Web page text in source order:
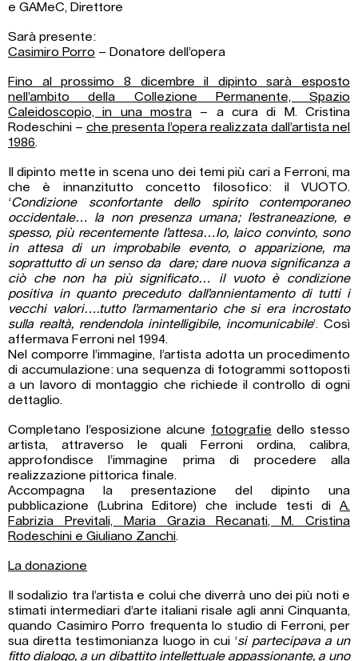
e GAMeC, Direttore
Sarà presente:
Casimiro Porro – Donatore dell’opera
Fino al prossimo 8 dicembre il dipinto sarà esposto
nell’ambito della Collezione Permanente, Spazio
Caleidoscopio, in una mostra – a cura di M. Cristina
Rodeschini – che presenta l’opera realizzata dall’artista nel
1986.
Il dipinto mette in scena uno dei temi più cari a Ferroni, ma
che è innanzitutto concetto filosofico: il VUOTO.
‘Condizione sconfortante dello spirito contemporaneo
occidentale… la non presenza umana; l’estraneazione, e
spesso, più recentemente l’attesa…Io, laico convinto, sono
in attesa di un improbabile evento, o apparizione, ma
soprattutto di un senso da dare; dare nuova significanza a
ciò che non ha più significato… il vuoto è condizione
positiva in quanto preceduto dall’annientamento di tutti i
vecchi valori….tutto l’armamentario che si era incrostato
sulla realtà, rendendola inintelligibile, incomunicabile’. Così
affermava Ferroni nel 1994.
Nel comporre l’immagine, l’artista adotta un procedimento
di accumulazione: una sequenza di fotogrammi sottoposti
a un lavoro di montaggio che richiede il controllo di ogni
dettaglio.
Completano l’esposizione alcune fotografie dello stesso
artista, attraverso le quali Ferroni ordina, calibra,
approfondisce l’immagine prima di procedere alla
realizzazione pittorica finale.
Accompagna la presentazione del dipinto una
pubblicazione (Lubrina Editore) che include testi di A.
Fabrizia Previtali, Maria Grazia Recanati, M. Cristina
Rodeschini e Giuliano Zanchi.
La donazione
Il sodalizio tra l’artista e colui che diverrà uno dei più noti e
stimati intermediari d’arte italiani risale agli anni Cinquanta,
quando Casimiro Porro frequenta lo studio di Ferroni, per
sua diretta testimonianza luogo in cui ‘si partecipava a un
fitto dialogo, a un dibattito intellettuale appassionante, a uno